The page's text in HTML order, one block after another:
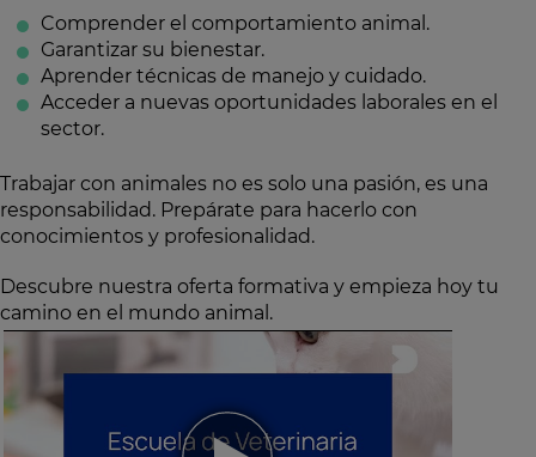
Comprender el comportamiento animal.
Garantizar su bienestar.
Aprender técnicas de manejo y cuidado.
Acceder a nuevas oportunidades laborales en el
sector.
Trabajar con animales no es solo una pasión, es una
responsabilidad. Prepárate para hacerlo con
conocimientos y profesionalidad.
Descubre nuestra oferta formativa y empieza hoy tu
camino en el mundo animal.